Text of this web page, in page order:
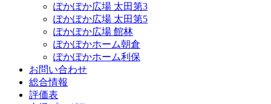
ぽかぽか広場 太田第3
ぽかぽか広場 太田第5
ぽかぽか広場 館林
ぽかぽかホーム朝倉
ぽかぽかホーム利保
お問い合わせ
総合情報
評価表